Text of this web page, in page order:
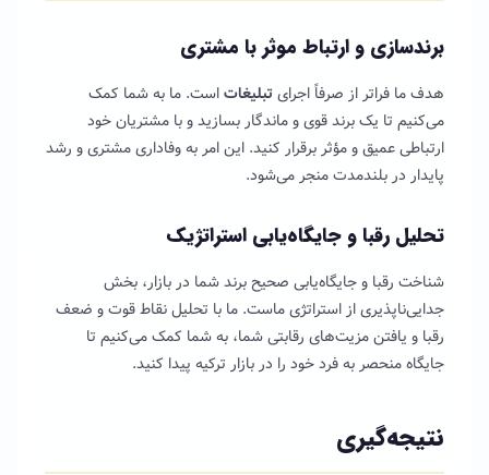
برندسازی و ارتباط موثر با مشتری
هدف ما فراتر از صرفاً اجرایتبلیغاتاست. ما به شما کمک
می‌کنیم تا یک برند قوی و ماندگار بسازید و با مشتریان خود
ارتباطی عمیق و مؤثر برقرار کنید. این امر به وفاداری مشتری و رشد
پایدار در بلندمدت منجر می‌شود.
تحلیل رقبا و جایگاه‌یابی استراتژیک
شناخت رقبا و جایگاه‌یابی صحیح برند شما در بازار، بخش
جدایی‌ناپذیری از استراتژی ماست. ما با تحلیل نقاط قوت و ضعف
رقبا و یافتن مزیت‌های رقابتی شما، به شما کمک می‌کنیم تا
جایگاه منحصر به فرد خود را در بازار ترکیه پیدا کنید.
نتیجه‌گیری